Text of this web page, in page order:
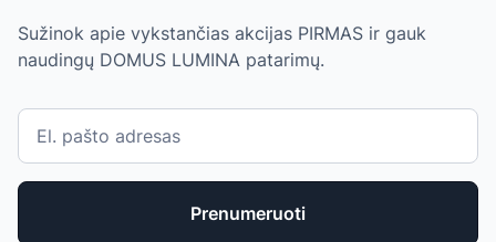
Sužinok apie vykstančias akcijas PIRMAS ir gauk
naudingų DOMUS LUMINA patarimų.
Prenumeruoti